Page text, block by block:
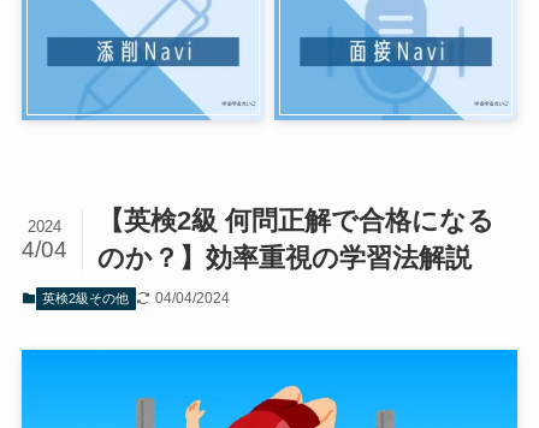
【英検2級 何問正解で合格になる
のか？】効率重視の学習法解説
2024
4/04
英検2級その他 04/04/2024